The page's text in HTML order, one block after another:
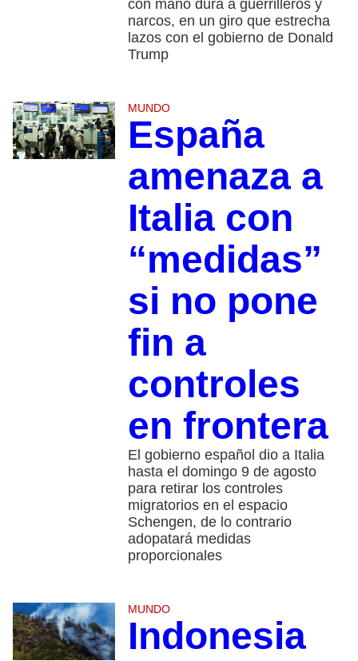
con mano dura a guerrilleros y
narcos, en un giro que estrecha
lazos con el gobierno de Donald
Trump
MUNDO
España
amenaza a
Italia con
“medidas”
si no pone
fin a
controles
en frontera
El gobierno español dio a Italia
hasta el domingo 9 de agosto
para retirar los controles
migratorios en el espacio
Schengen, de lo contrario
adopatará medidas
proporcionales
MUNDO
Indonesia